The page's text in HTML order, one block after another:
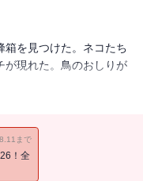
箱を見つけた。ネコたち
が現れた。鳥のおしりが
まで
！全